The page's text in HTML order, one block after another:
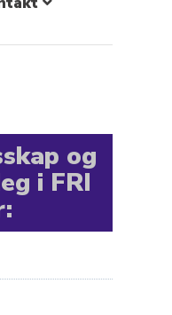
og
i FRI